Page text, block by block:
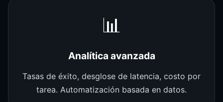
📊
Analítica avanzada
Tasas de éxito, desglose de latencia, costo por
tarea. Automatización basada en datos.